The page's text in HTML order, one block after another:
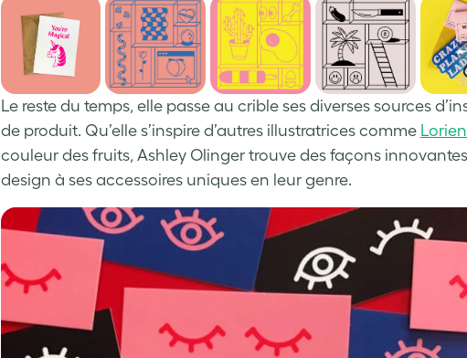
Le reste du temps, elle passe au crible ses diverses sources
de produit. Qu’elle s’inspire d’autres illustratrices comme
couleur des fruits, Ashley Olinger trouve des façons
design à ses accessoires uniques en leur genre.